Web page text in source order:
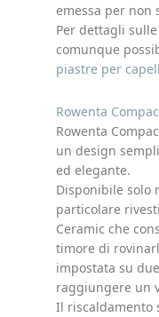
emessa per non
Per dettagli
comunque
piastre per
Rowenta
Rowenta
un design
ed elegante.
Disponibile solo
particolare
Ceramic che
timore di
impostata su
raggiungere un
Il riscaldamento